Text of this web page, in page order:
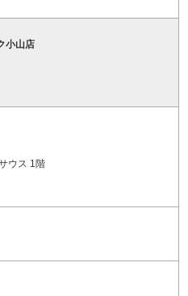
小山店
ウス 1階